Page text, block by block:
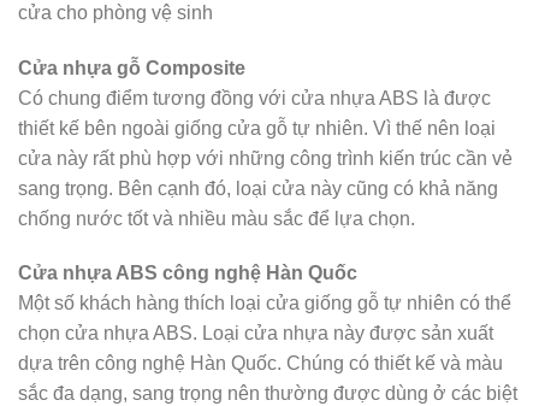
cửa cho phòng vệ sinh
Cửa nhựa gỗ Composite
Có chung điểm tương đồng với cửa nhựa ABS là được
thiết kế bên ngoài giống cửa gỗ tự nhiên. Vì thế nên loại
cửa này rất phù hợp với những công trình kiến trúc cần vẻ
sang trọng. Bên cạnh đó, loại cửa này cũng có khả năng
chống nước tốt và nhiều màu sắc để lựa chọn.
Cửa nhựa ABS công nghệ Hàn Quốc
Một số khách hàng thích loại cửa giống gỗ tự nhiên có thể
chọn cửa nhựa ABS. Loại cửa nhựa này được sản xuất
dựa trên công nghệ Hàn Quốc. Chúng có thiết kế và màu
sắc đa dạng, sang trọng nên thường được dùng ở các biệt